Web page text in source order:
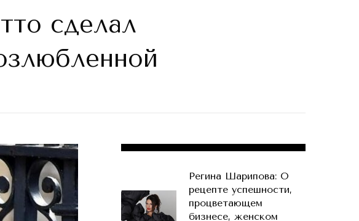
сделал
Регина Шарипова: О
рецепте успешности,
процветающем
бизнесе, женском